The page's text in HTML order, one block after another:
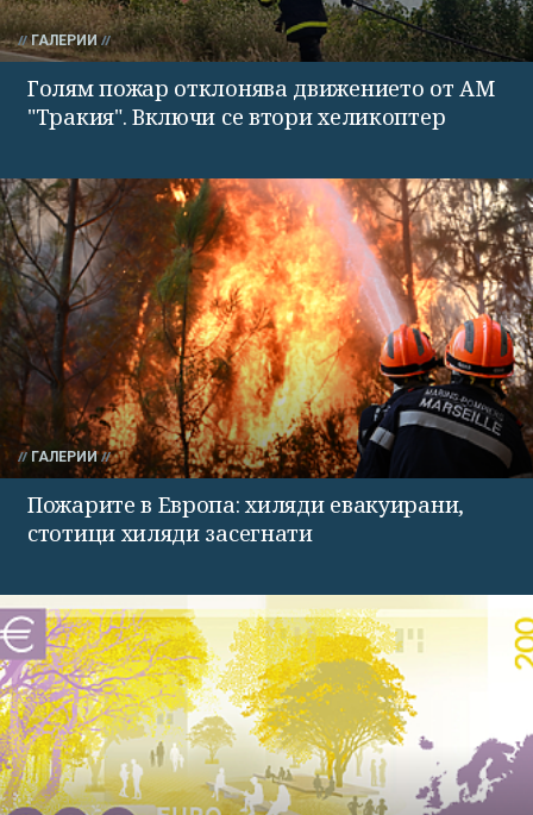
ГАЛЕРИИ
Голям пожар отклонява движението от АМ
"Тракия". Включи се втори хеликоптер
ГАЛЕРИИ
Пожарите в Европа: хиляди евакуирани,
стотици хиляди засегнати